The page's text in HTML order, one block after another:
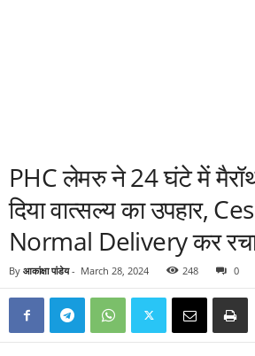
PHC लेमरु ने 24 घंटे में
दिया वात्सल्य का उपहार,
Normal Delivery कर रचा
By आकांक्षा पांडेय- March 28, 2024 248 0